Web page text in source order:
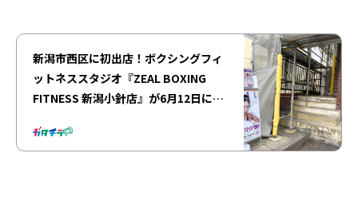
新潟市西区に初出店！ボクシングフィ
ットネススタジオ『ZEAL BOXING
FITNESS 新潟小針店』が6月12日にオ
ン”を実施中♪